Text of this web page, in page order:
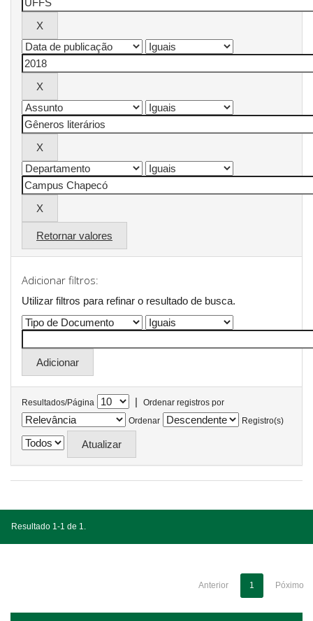
Retornar valores
Adicionar filtros:
Utilizar filtros para refinar o resultado de busca.
Resultados/Página |
Ordenar registros por
Ordenar
Registro(s)
Resultado 1-1 de 1.
Anterior 1 Póximo